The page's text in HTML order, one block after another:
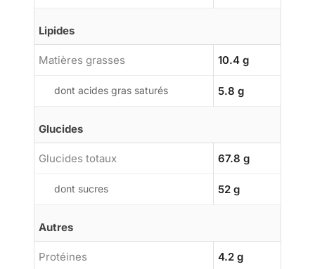
Lipides
Matières grasses 10.4 g
dont acides gras saturés 5.8 g
Glucides
Glucides totaux 67.8 g
dont sucres 52 g
Autres
Protéines 4.2 g